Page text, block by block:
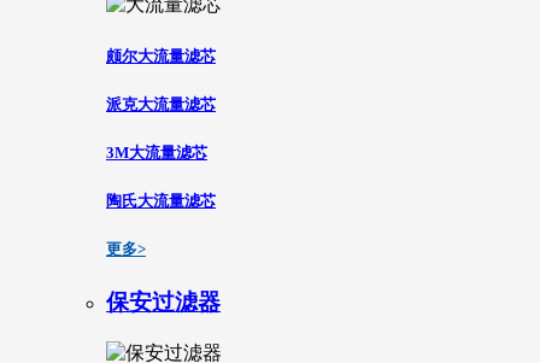
颇尔大流量滤芯
派克大流量滤芯
3M大流量滤芯
陶氏大流量滤芯
更多>
保安过滤器